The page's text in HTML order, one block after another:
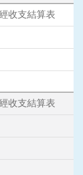
收支結算表
收支結算表